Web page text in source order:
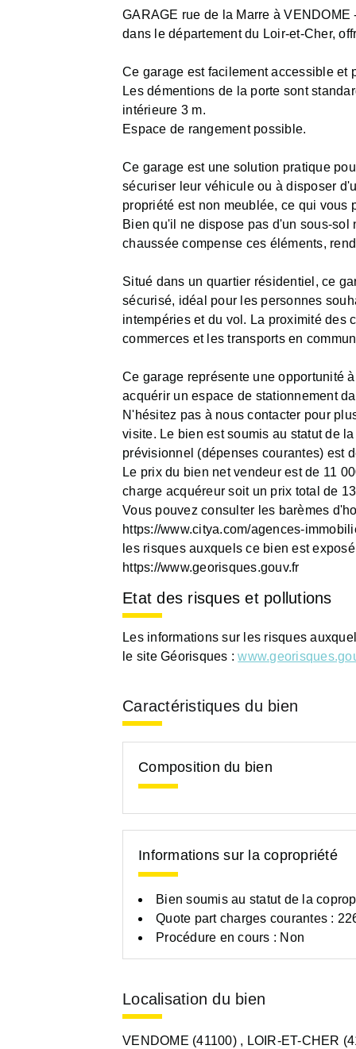
GARAGE rue de la Marre à
dans le département du Loir-et-Cher,
Ce garage est facilement accessible et
Les démentions de la porte sont
intérieure 3 m.
Espace de rangement possible.
Ce garage est une solution pratique
sécuriser leur véhicule ou à disposer
propriété est non meublée, ce qui vous
Bien qu'il ne dispose pas d'un sous-sol
chaussée compense ces éléments,
Situé dans un quartier résidentiel, ce
sécurisé, idéal pour les personnes
intempéries et du vol. La proximité des
commerces et les transports en
Ce garage représente une opportunité
acquérir un espace de stationnement
N'hésitez pas à nous contacter pour
visite. Le bien est soumis au statut de
prévisionnel (dépenses courantes) est
Le prix du bien net vendeur est de 11
charge acquéreur soit un prix total de
Vous pouvez consulter les barèmes
https://www.citya.com/agences-
les risques auxquels ce bien est
https://www.georisques.gouv.fr
Etat des risques et pollutions
Les informations sur les risques
le site Géorisques :
Caractéristiques du bien
Composition du bien
Informations sur la copropriété
Bien soumis au statut de la
Quote part charges courantes :
Procédure en cours : Non
Localisation du bien
VENDOME (41100) , LOIR-ET-CHER